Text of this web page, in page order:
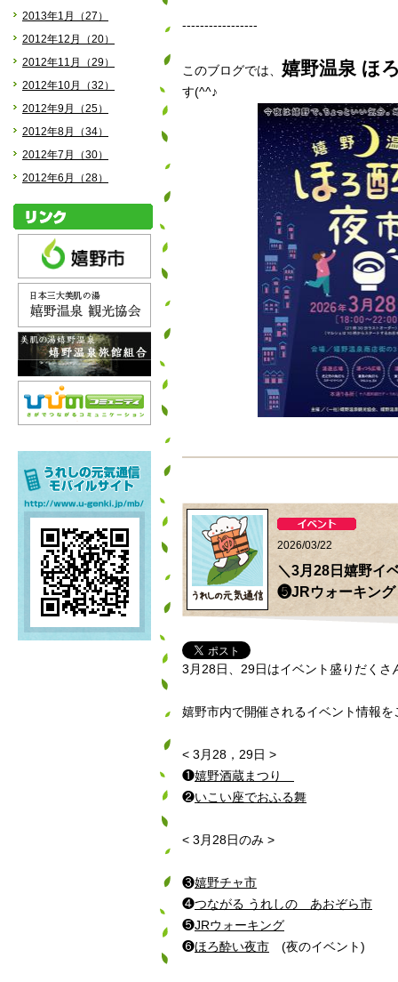
2013年1月（27）
2012年12月（20）
2012年11月（29）
2012年10月（32）
2012年9月（25）
2012年8月（34）
2012年7月（30）
2012年6月（28）
-----------------
このブログでは、 嬉野温泉 ほ
す(^^♪
2026/03/22
＼3月28日嬉野イ
❺JRウォーキング
3月28日、29日はイベント盛りだくさ
嬉野市内で開催されるイベント情報
< 3月28，29日 >
❶嬉野酒蔵まつり
❷いこい座でおふる舞
< 3月28日のみ >
❸嬉野チャ市
❹つながる うれしの あおぞら市
❺JRウォーキング
❻ほろ酔い夜市 (夜のイベント)